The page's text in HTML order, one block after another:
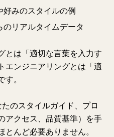
みのスタイルの例
リアルタイムデータ
とは「適切な言葉を入力す
エンジニアリングとは「適
。
のスタイルガイド、プロ
アクセス、品質基準）を手
んど必要ありません。